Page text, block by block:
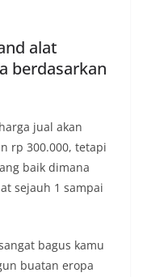
alat
berdasarkan
jual akan
rp 300.000, tetapi
baik dimana
sejauh 1 sampai
bagus kamu
buatan eropa